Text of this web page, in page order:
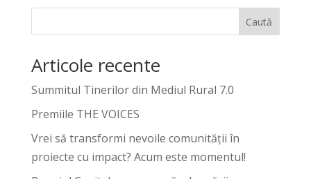
Caută
Articole recente
Summitul Tinerilor din Mediul Rural 7.0
Premiile THE VOICES
Vrei să transformi nevoile comunității în
proiecte cu impact? Acum este momentul!